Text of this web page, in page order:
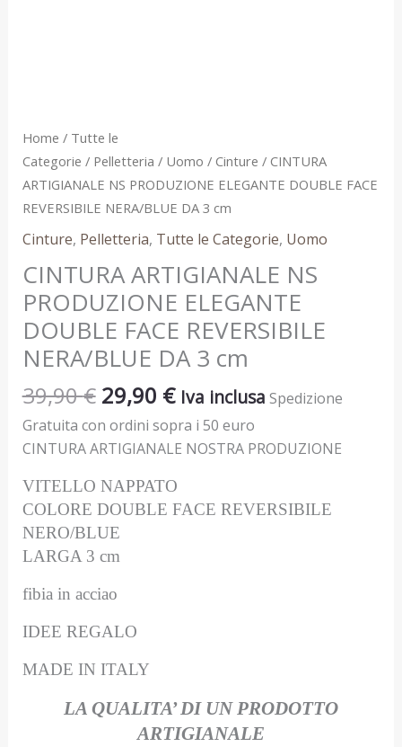
Home / Tutte le
Categorie / Pelletteria / Uomo / Cinture / CINTURA
ARTIGIANALE NS PRODUZIONE ELEGANTE DOUBLE FACE
REVERSIBILE NERA/BLUE DA 3 cm
Cinture, Pelletteria, Tutte le Categorie, Uomo
CINTURA ARTIGIANALE NS
PRODUZIONE ELEGANTE
DOUBLE FACE REVERSIBILE
NERA/BLUE DA 3 cm
39,90€ 29,90 € Iva inclusa Spedizione
Gratuita con ordini sopra i 50 euro
CINTURA ARTIGIANALE NOSTRA PRODUZIONE
VITELLO NAPPATO
COLORE DOUBLE FACE REVERSIBILE
NERO/BLUE
LARGA 3 cm
fibia in acciao
IDEE REGALO
MADE IN ITALY
LA QUALITA’ DI UN PRODOTTO
ARTIGIANALE